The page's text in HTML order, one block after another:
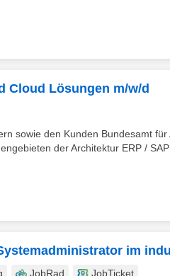
Cloud Lösungen m/w/d
sowie den Kunden Bundesamt für
der Architektur ERP / SAP
im
JobRad
JobTicket